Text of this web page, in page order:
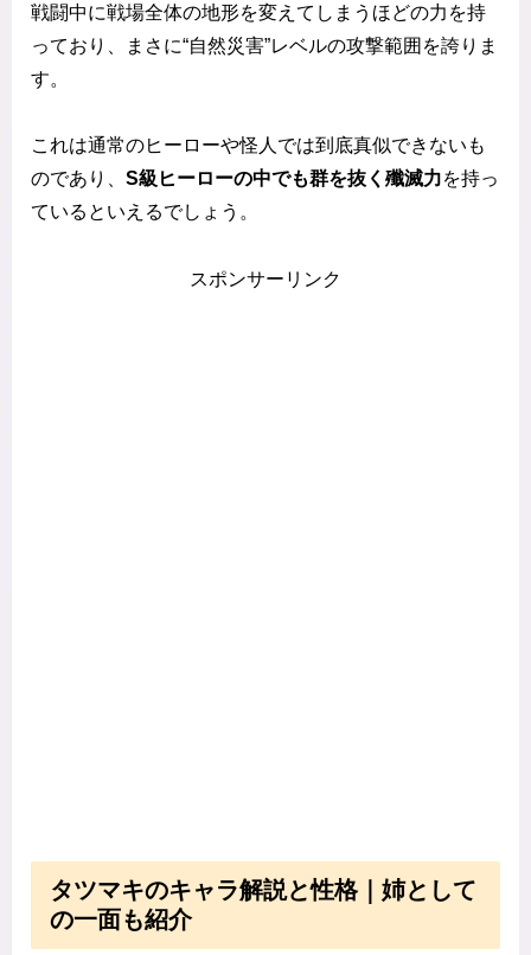
戦闘中に戦場全体の地形を変えてしまうほどの力を持
っており、まさに“自然災害”レベルの攻撃範囲を誇りま
す。
これは通常のヒーローや怪人では到底真似できないも
のであり、 S級ヒーローの中でも群を抜く殲滅力を持っ
ているといえるでしょう。
スポンサーリンク
タツマキのキャラ解説と性格｜姉として
の一面も紹介